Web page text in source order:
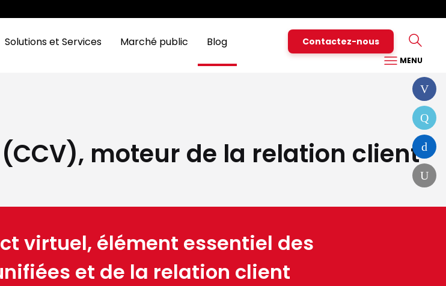
Solutions et Services Marché public Blog Contactez-nous
MENU
moteur de la relation client
virtuel, élément essentiel des
et de la relation client